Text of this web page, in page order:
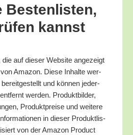
Bes­ten­lis­ten,
kannst
auf die­ser Web­site ange­zeigt
Ama­zon. Die­se Inhal­te wer­
bereit­ge­stellt und kön­nen jeder­
wer­den. Pro­dukt­bil­der,
Pro­dukt­prei­se und wei­te­re
in die­ser Pro­dukt­lis­
von der Ama­zon Pro­duct